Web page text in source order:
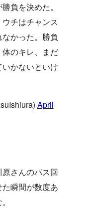
負を決めた。
チはチャンス
かった。勝負
のキレ、まだ
かないといけ
April
さんのパス回
瞬間が数度あ